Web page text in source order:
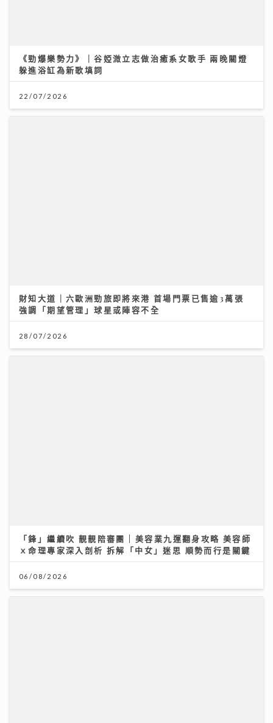
《勁爆樂勢力》｜谷婭溦立志做治癒系女歌手 兩晚關燈
躲進浴缸為新歌填詞
22/07/2026
財知大道｜六歐洲勁旅即將來港 首場門票已售逾3萬張
強調「期望管理」球星或陣容不全
28/07/2026
「鋒」繼續吹 靚靚陪審團 | 美容業九運翻身攻略 美容師
ｘ命理專家深入剖析 拆解「中女」迷思 順勢而行是關鍵
06/08/2026